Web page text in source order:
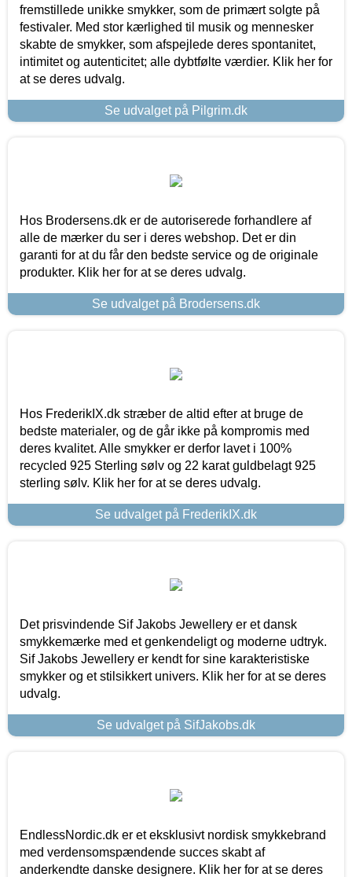
fremstillede unikke smykker, som de primært solgte på
festivaler. Med stor kærlighed til musik og mennesker
skabte de smykker, som afspejlede deres spontanitet,
intimitet og autenticitet; alle dybtfølte værdier. Klik her for
at se deres udvalg.
Se udvalget på Pilgrim.dk
Hos Brodersens.dk er de autoriserede forhandlere af
alle de mærker du ser i deres webshop. Det er din
garanti for at du får den bedste service og de originale
produkter. Klik her for at se deres udvalg.
Se udvalget på Brodersens.dk
Hos FrederikIX.dk stræber de altid efter at bruge de
bedste materialer, og de går ikke på kompromis med
deres kvalitet. Alle smykker er derfor lavet i 100%
recycled 925 Sterling sølv og 22 karat guldbelagt 925
sterling sølv. Klik her for at se deres udvalg.
Se udvalget på FrederikIX.dk
Det prisvindende Sif Jakobs Jewellery er et dansk
smykkemærke med et genkendeligt og moderne udtryk.
Sif Jakobs Jewellery er kendt for sine karakteristiske
smykker og et stilsikkert univers. Klik her for at se deres
udvalg.
Se udvalget på SifJakobs.dk
EndlessNordic.dk er et eksklusivt nordisk smykkebrand
med verdensomspændende succes skabt af
anderkendte danske designere. Klik her for at se deres